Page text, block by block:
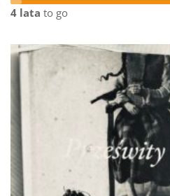
4 lata to go